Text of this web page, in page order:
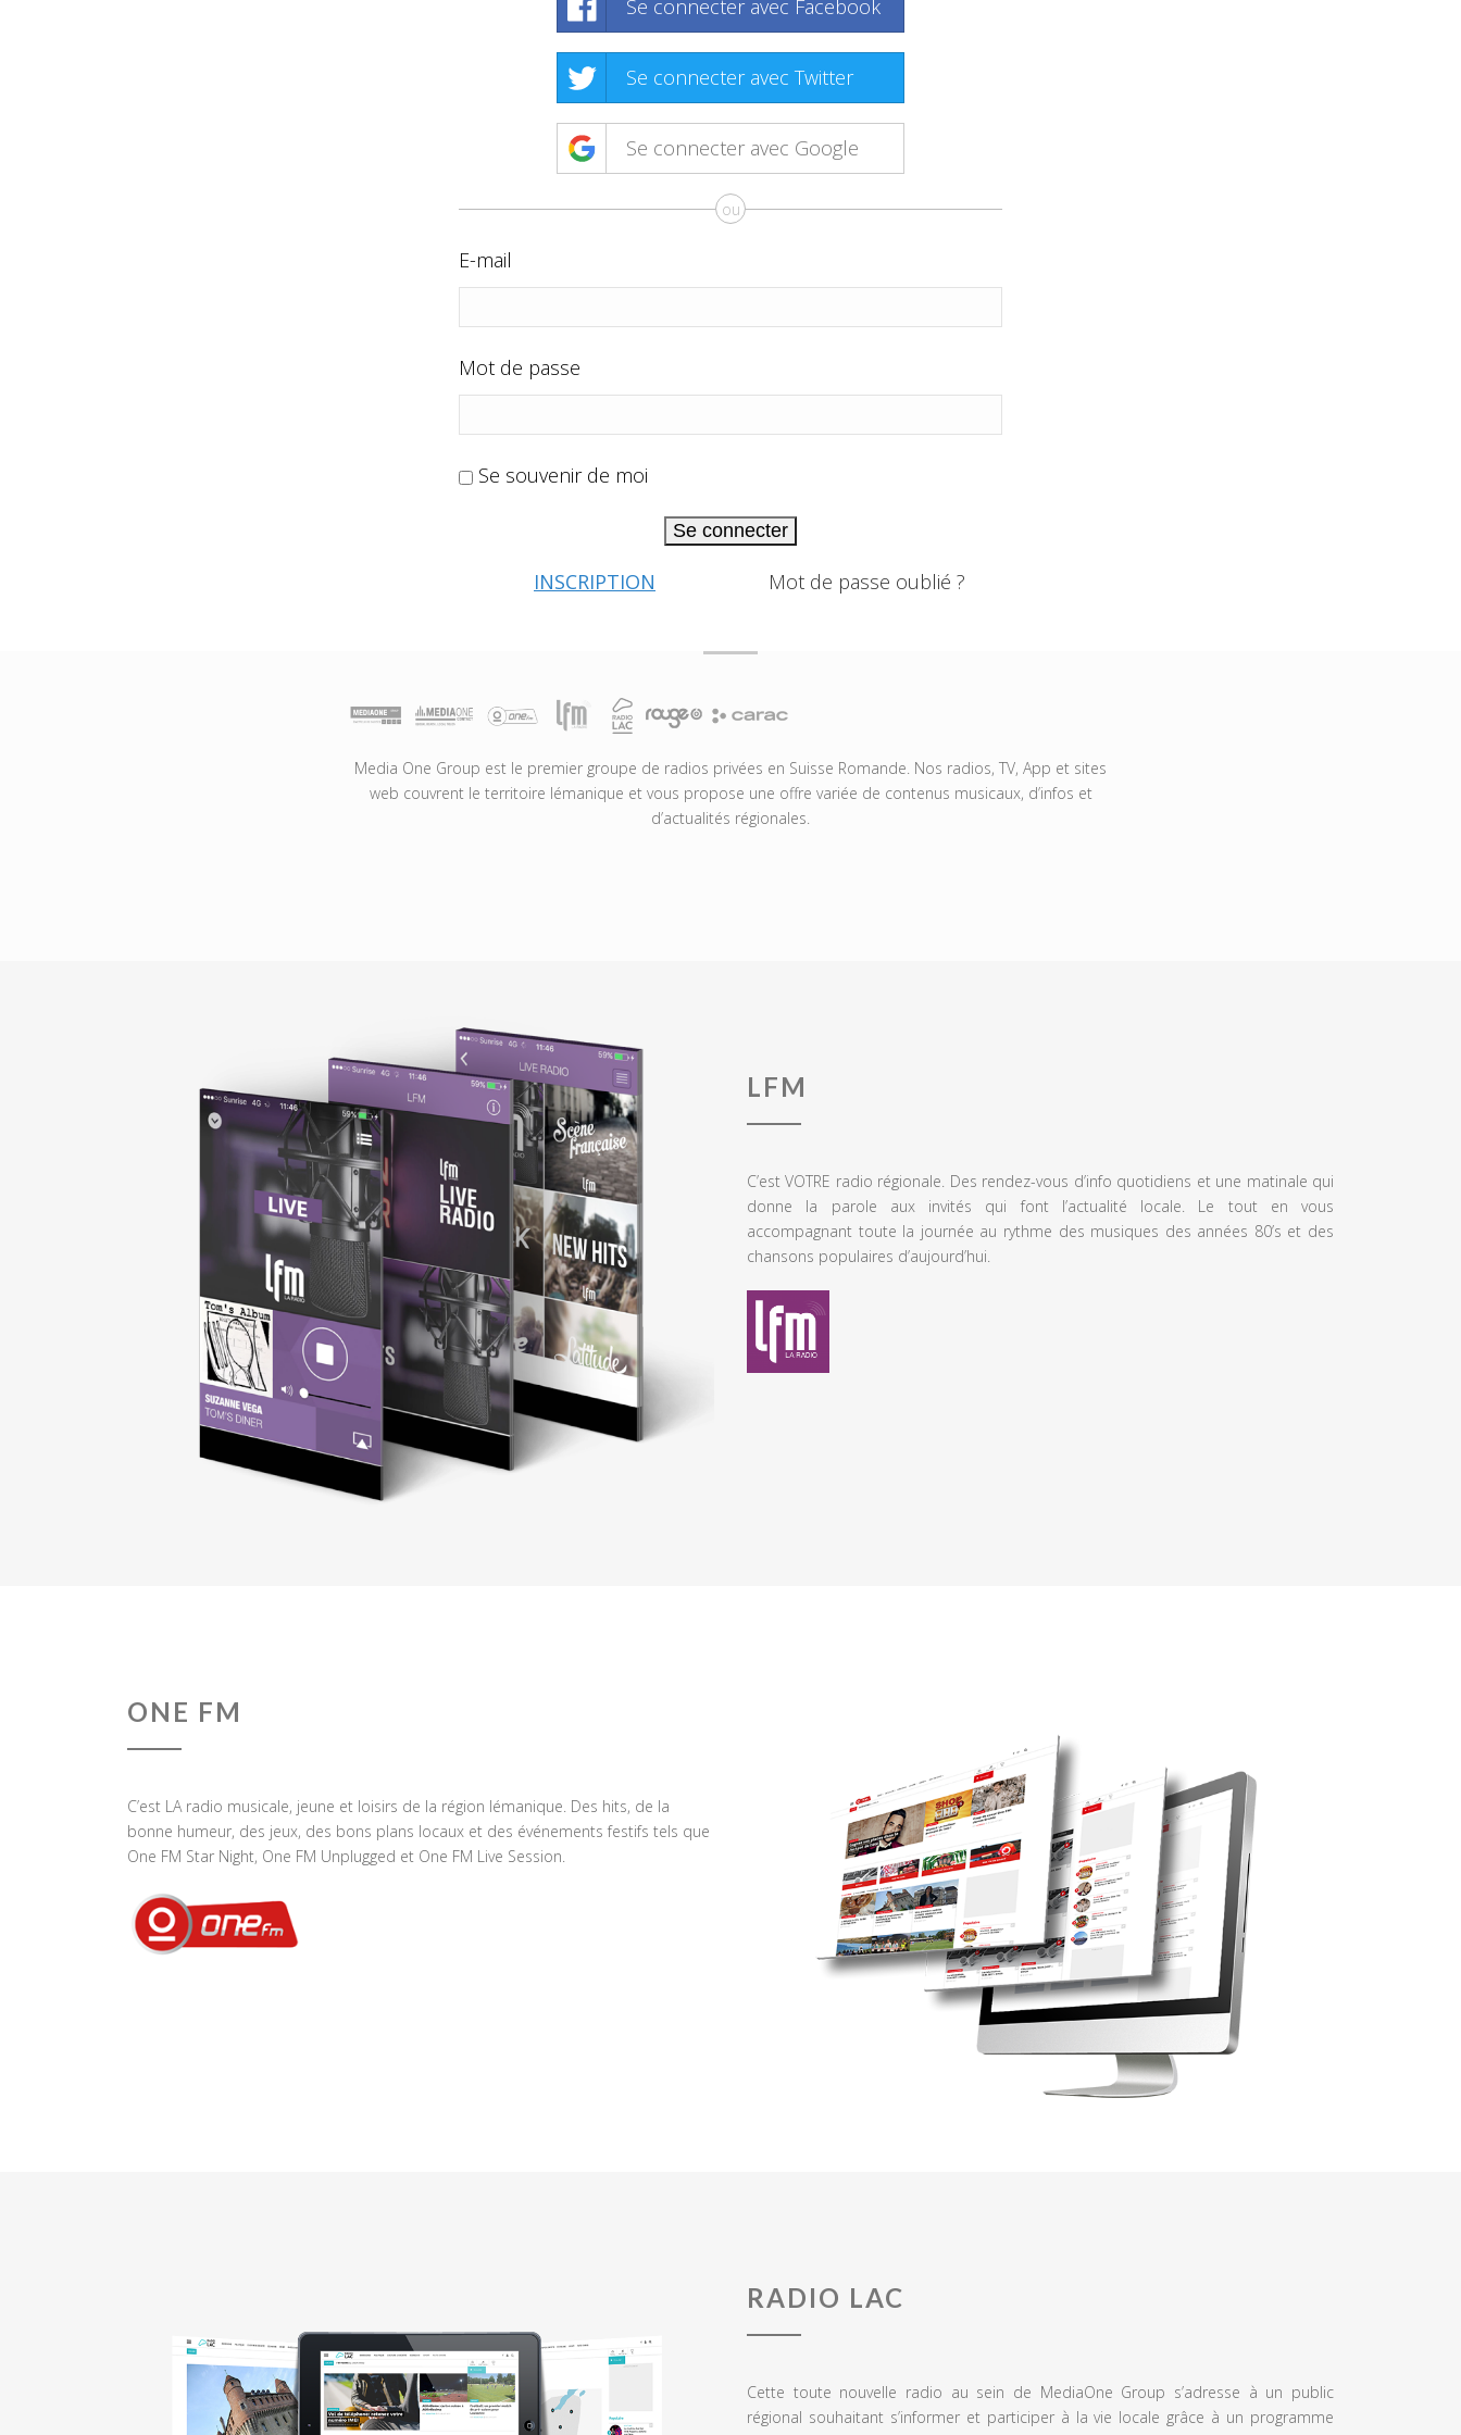
Se connecter avec Facebook
Se connecter avec Twitter
Se connecter avec Google
ou
E-mail
Mot de passe
Se souvenir de moi
Se connecter
INSCRIPTION Mot de passe oublié ?
Media One Group est le premier groupe de radios privées en Suisse Romande. Nos radios, TV, App et sites
web couvrent le territoire lémanique et vous propose une offre variée de contenus musicaux, d’infos et
d’actualités régionales.
LFM
C’est VOTRE radio régionale. Des rendez-vous d’info quotidiens et une matinale qui
donne la parole aux invités qui font l’actualité locale. Le tout en vous
accompagnant toute la journée au rythme des musiques des années 80’s et des
chansons populaires d’aujourd’hui.
ONE FM
C’est LA radio musicale, jeune et loisirs de la région lémanique. Des hits, de la
bonne humeur, des jeux, des bons plans locaux et des événements festifs tels que
One FM Star Night, One FM Unplugged et One FM Live Session.
RADIO LAC
Cette toute nouvelle radio au sein de MediaOne Group s’adresse à un public
régional souhaitant s’informer et participer à la vie locale grâce à un programme